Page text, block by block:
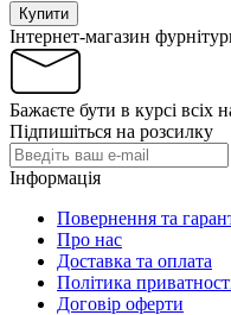
Купити
Інтернет-магазин
Бажаєте бути в курсі всіх
Підпишіться на розсилку
Інформація
Повернення та
Про нас
Доставка та оплата
Політика
Договір оферти